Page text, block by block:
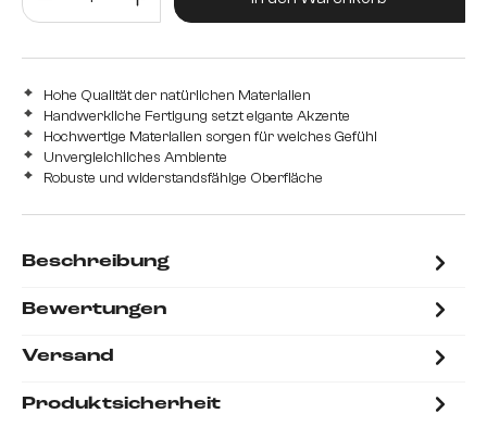
Hohe Qualität der natürlichen Materialien
Handwerkliche Fertigung setzt elgante Akzente
Hochwertige Materialien sorgen für weiches Gefühl
Unvergleichliches Ambiente
Robuste und widerstandsfähige Oberfläche
Beschreibung
Bewertungen
Versand
Produktsicherheit